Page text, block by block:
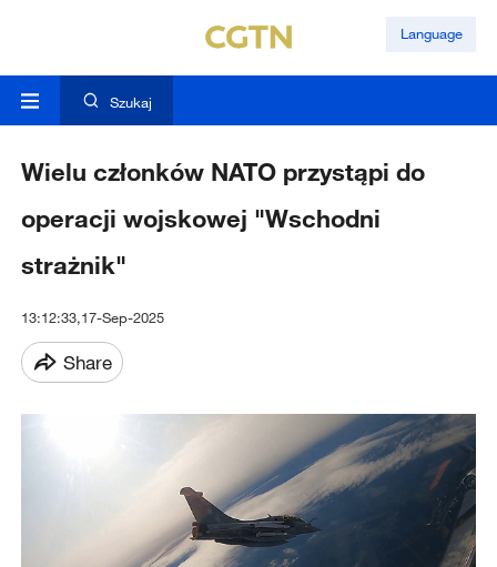
Language
Szukaj
Wielu członków NATO przystąpi do
operacji wojskowej "Wschodni
strażnik"
13:12:33,17-Sep-2025
Share